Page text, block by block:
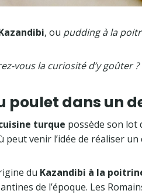
, ou pudding à la
vous la curiosité d’y goûter ?
poulet dans un
turque possède son lot
peut venir l’idée de réaliser
du Kazandibi à la
de l’époque. Les